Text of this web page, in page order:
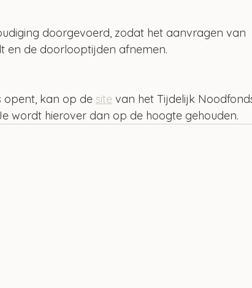
doorgevoerd, zodat het aanvragen van
en de doorlooptijden afnemen.
opent, kan op de site van het Tijdelijk
wordt hierover dan op de hoogte gehouden.